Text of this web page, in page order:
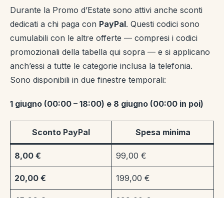
Durante la Promo d’Estate sono attivi anche sconti
dedicati a chi paga con PayPal. Questi codici sono
cumulabili con le altre offerte — compresi i codici
promozionali della tabella qui sopra — e si applicano
anch’essi a tutte le categorie inclusa la telefonia.
Sono disponibili in due finestre temporali:
1 giugno (00:00 – 18:00) e 8 giugno (00:00 in poi)
Sconto PayPal Spesa minima
8,00 € 99,00 €
20,00 € 199,00 €